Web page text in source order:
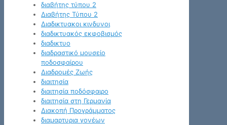
διαβήτης τύπου 2
Διαβήτης Τύπου 2
Διαδικτυακοι κινδυνοι
διαδικτυακός εκφοβισμός
διαδικτυο
διαδραστικό μουσείο
ποδοσφαίρου
Διαδρομές Ζωής
διαιτησία
διαιτησία ποδόσφαιρο
διαιτησία στη Γερμανία
Διακοπή Προγράμματος
διαμαρτυρια γονέων